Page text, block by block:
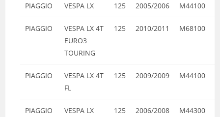
PIAGGIO VESPA LX 125 2005/2006 M44100
PIAGGIO
VESPA LX 4T
EURO3
TOURING
125 2010/2011 M68100
PIAGGIO
VESPA LX 4T
FL
125 2009/2009 M44100
PIAGGIO
VESPA LX
125 2006/2008 M44300